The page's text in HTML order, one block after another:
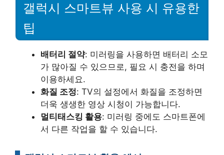
갤럭시 스마트뷰 사용 시 유용한
팁
배터리 절약: 미러링을 사용하면 배터리 소모
가 많아질 수 있으므로, 필요 시 충전을 하며
이용하세요.
화질 조정: TV의 설정에서 화질을 조정하면
더욱 생생한 영상 시청이 가능합니다.
멀티태스킹 활용: 미러링 중에도 스마트폰에
서 다른 작업을 할 수 있습니다.